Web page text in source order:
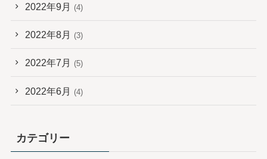
2022年9月 (4)
2022年8月 (3)
2022年7月 (5)
2022年6月 (4)
カテゴリー